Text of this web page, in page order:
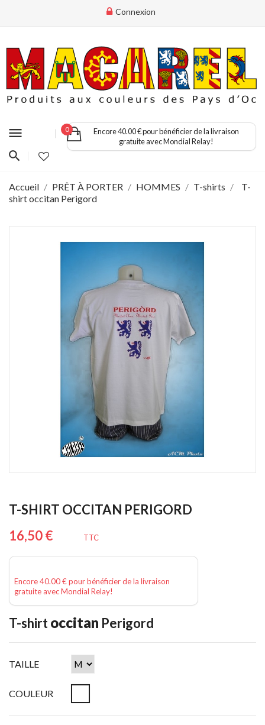
Connexion
menu 0
Encore 40.00 € pour bénéficier de la livraison
gratuite avec Mondial Relay!
Accueil PRÊT À PORTER HOMMES T-shirts
T-
shirt occitan Perigord
T-SHIRT OCCITAN PERIGORD
16,50 €
TTC
Encore 40.00 € pour bénéficier de la livraison
gratuite avec Mondial Relay!
T-shirtoccitan Perigord
TAILLE
COULEUR